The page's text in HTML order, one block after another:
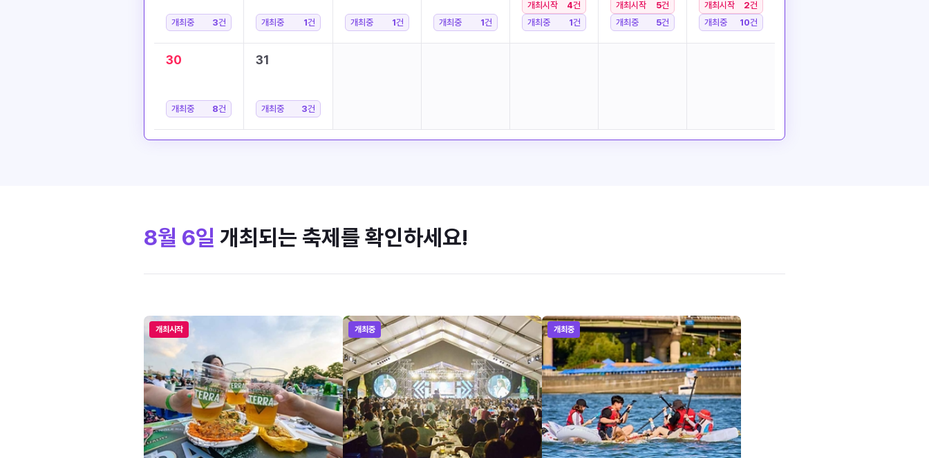
개최중 3건 개최중 1건 개최중 1건 개최중 1건
개최시작 4건
개최중
1건
개최시작 5건
개최중
5건
개최시작 2건
개최중
10건
30
개최중 8건
31
개최중 3건
8월 6일 개최되는 축제를 확인하세요!
개최시작 개최중 개최중